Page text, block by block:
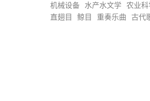
机械设备 水产水文学 农业科
直翅目
鲸目 重奏乐曲 古代